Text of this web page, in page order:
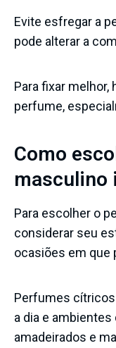
Evite esfregar a
pode alterar a
Para fixar melhor,
perfume,
Como
masculino
Para escolher o
considerar seu
ocasiões em que
Perfumes
a dia e
amadeirados e